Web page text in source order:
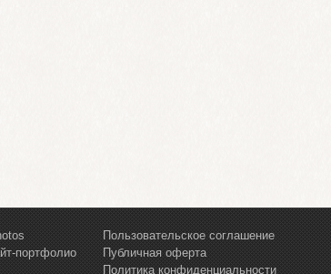
портфолио
Пользовательское соглашение
Публичная оферта
Политика конфиденциальности